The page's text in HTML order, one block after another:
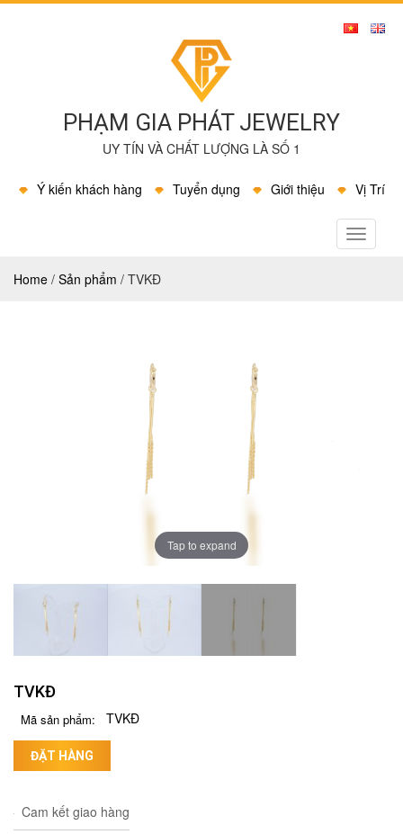
PHẠM GIA PHÁT JEWELRY
UY TÍN VÀ CHẤT LƯỢNG LÀ SỐ 1
Ý kiến khách hàng Tuyển dụng Giới thiệu Vị Trí
MENU
Home / Sản phẩm / TVKĐ
Tap to expand
TVKĐ
Mã sản phẩm: TVKĐ
ĐẶT HÀNG
Cam kết giao hàng